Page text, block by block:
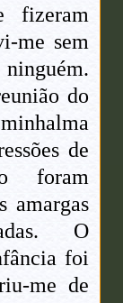
fizeram
me sem
do
de
foram
amargas
O
foi
me de